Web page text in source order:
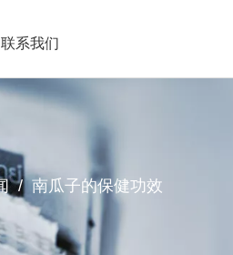
联系我们
/ 南瓜子的保健功效